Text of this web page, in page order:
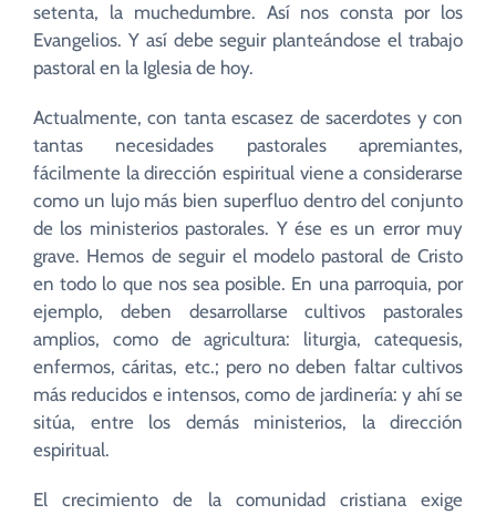
setenta, la muchedumbre. Así nos consta por los
Evangelios. Y así debe seguir planteándose el trabajo
pastoral en la Iglesia de hoy.
Actualmente, con tanta escasez de sacerdotes y con
tantas necesidades pastorales apremiantes,
fácilmente la dirección espiritual viene a considerarse
como un lujo más bien superfluo dentro del conjunto
de los ministerios pastorales. Y ése es un error muy
grave. Hemos de seguir el modelo pastoral de Cristo
en todo lo que nos sea posible. En una parroquia, por
ejemplo, deben desarrollarse cultivos pastorales
amplios, como de agricultura: liturgia, catequesis,
enfermos, cáritas, etc.; pero no deben faltar cultivos
más reducidos e intensos, como de jardinería: y ahí se
sitúa, entre los demás ministerios, la dirección
espiritual.
El crecimiento de la comunidad cristiana exige